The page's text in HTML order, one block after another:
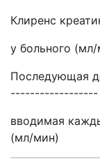
Клиренс
у больного
Последующая
------------------
вводимая
(мл/мин)